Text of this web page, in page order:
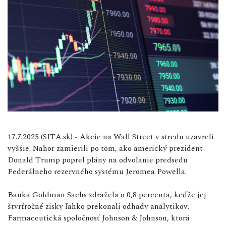
17.7.2025 (SITA.sk) - Akcie na Wall Street v stredu uzavreli
vyššie. Nahor zamierili po tom, ako americký prezident
Donald Trump poprel plány na odvolanie predsedu
Federálneho rezervného systému Jeromea Powella.
Banka Goldman Sachs zdražela o 0,8 percenta, keďže jej
štvrťročné zisky ľahko prekonali odhady analytikov.
Farmaceutická spoločnosť Johnson & Johnson, ktorá